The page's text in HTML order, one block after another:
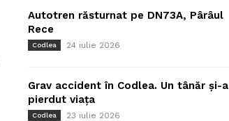
Autotren răsturnat pe DN73A, Pârâul
Rece
Codlea 24 iulie 2026
Grav accident în Codlea. Un tânăr și-a
pierdut viața
Codlea 23 iulie 2026